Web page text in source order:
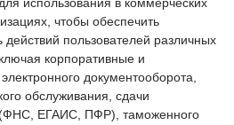
чтобы обеспечить
пользователей различных
корпоративные и
документооборота,
обслуживания, сдачи
(ФНС, ЕГАИС, ПФР), таможенного